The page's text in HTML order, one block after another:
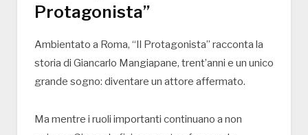
Protagonista”
Ambientato a Roma, “Il Protagonista” racconta la
storia di Giancarlo Mangiapane, trent’anni e un unico
grande sogno: diventare un attore affermato.
Ma mentre i ruoli importanti continuano a non